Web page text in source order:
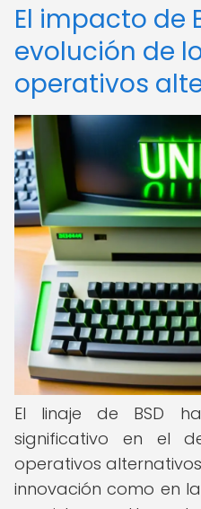
El impacto de
evolución de
operativos
El linaje de BSD
significativo en el
operativos
innovación como en